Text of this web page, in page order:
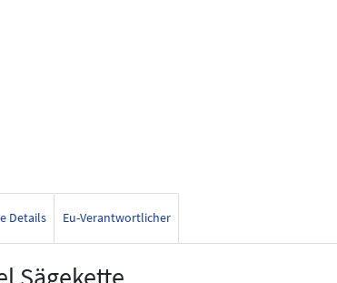
Details Eu-Verantwortlicher